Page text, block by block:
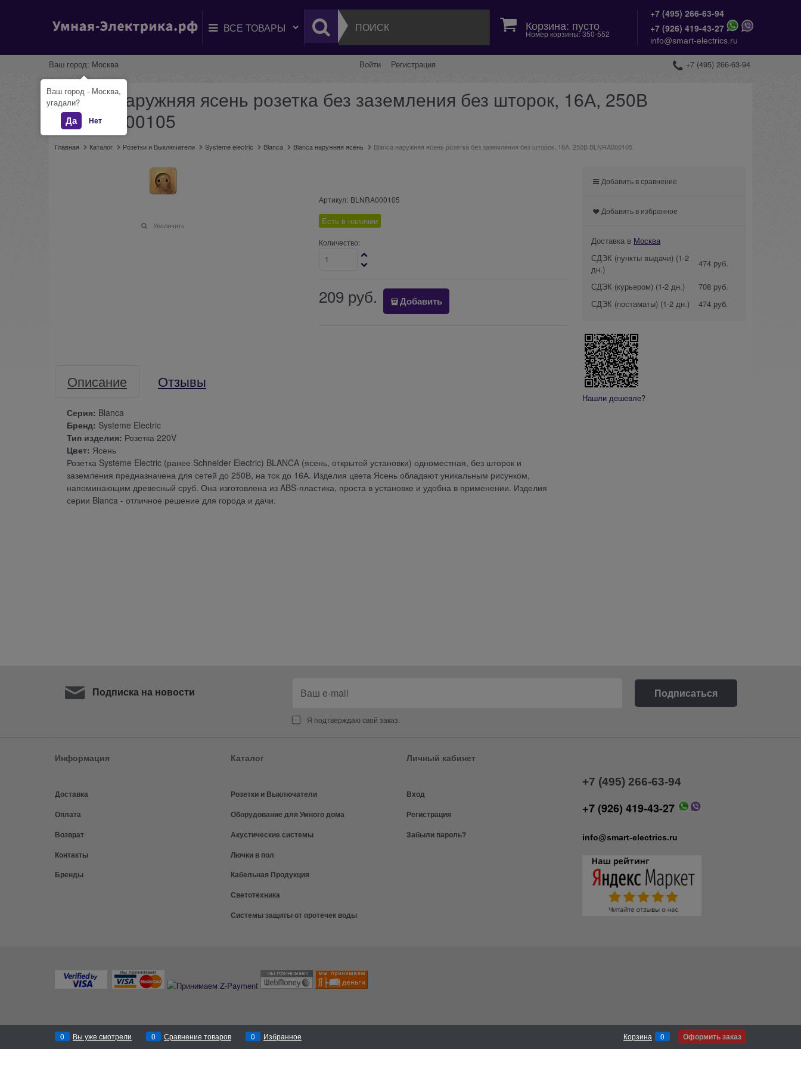
Корзина: пусто
Номер корзины: 350-552
+7 (495) 266-63-94
+7 (926) 419-43-27
info@smart-electrics.ru
Ваш город: Москва Войти Регистрация +7 (495) 266-63-94
Blanca наружняя ясень розетка без заземления без шторок, 16А, 250В
BLNRA000105
Главная Каталог Розетки и Выключатели Systeme electric Blanca Blanca наружняя ясень Blanca наружняя ясень розетка без заземления без шторок, 16А, 250В BLNRA000105
Увеличить
Артикул: BLNRA000105
Есть в наличии
Количество:
209 руб. Добавить
Описание Отзывы
Серия: Blanca
Бренд: Systeme Electric
Тип изделия: Розетка 220V
Цвет: Ясень
Розетка Systeme Electric (ранее Schneider Electric) BLANCA (ясень, открытой установки) одноместная, без шторок и
заземления предназначена для сетей до 250В, на ток до 16А. Изделия цвета Ясень обладают уникальным рисунком,
напоминающим древесный сруб. Она изготовлена из ABS-пластика, проста в установке и удобна в применении. Изделия
серии Blanca - отличное решение для города и дачи.
Добавить в сравнение
Добавить в избранное
Доставка в Москва
СДЭК (пункты выдачи) (1-2
дн.)
474 руб.
СДЭК (курьером) (1-2 дн.)
708 руб.
СДЭК (постаматы) (1-2 дн.) 474 руб.
Нашли дешевле?
Подписка на новости
Я подтверждаю свой заказ.
Информация
Доставка
Оплата
Возврат
Контакты
Бренды
Каталог
Розетки и Выключатели
Оборудование для Умного дома
Акустические системы
Лючки в пол
Кабельная Продукция
Светотехника
Системы защиты от протечек воды
Личный кабинет
Вход
Регистрация
Забыли пароль?
+7 (495) 266-63-94
+7 (926) 419-43-27
info@smart-electrics.ru
0 Вы уже смотрели 0 Сравнение товаров 0 Избранное Корзина 0 Оформить заказ
Ваш город - Москва,
угадали?
Да Нет